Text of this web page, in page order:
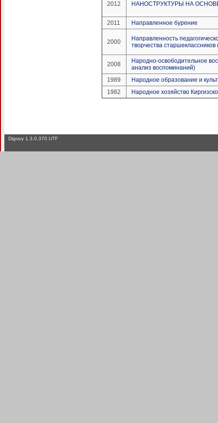
2012 НАНОСТРУКТУРЫ НА
2011 Направленное бурение
2000
Направленность
творчества
2008
Народно-освободительное
анализ воспоминаний)
1989
Народное образование и
1982
Народное хозяйство
Digrary 1.3.0.370 UTF